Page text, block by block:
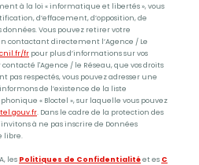
à la loi « informatique et libertés », vous
d’effacement, d’opposition, de
Vous pouvez retirer votre
contactant directement l’Agence / Le
fr pour plus d’informations sur vos
l'Agence / le Réseau, que vos droits
pas respectés, vous pouvez adresser une
de l’existence de la liste
« Bloctel », sur laquelle vous pouvez
. Dans le cadre de la protection des
à ne pas inscrire de Données
libre.
les Politiques de Confidentialitéet es C